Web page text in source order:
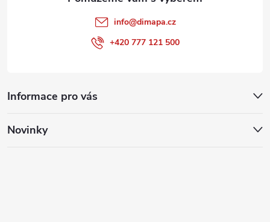
Informace pro vás
Novinky
info@dimapa.cz
+420 777 121 500